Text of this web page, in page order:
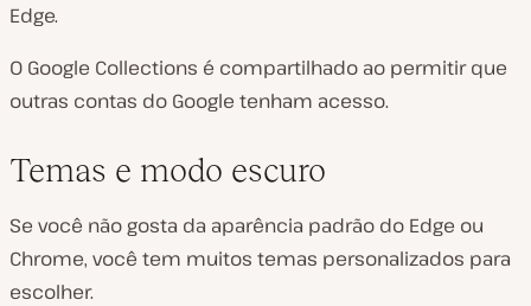
Edge.
O Google Collections é compartilhado ao permitir que
outras contas do Google tenham acesso.
Temas e modo escuro
Se você não gosta da aparência padrão do Edge ou
Chrome, você tem muitos temas personalizados para
escolher.